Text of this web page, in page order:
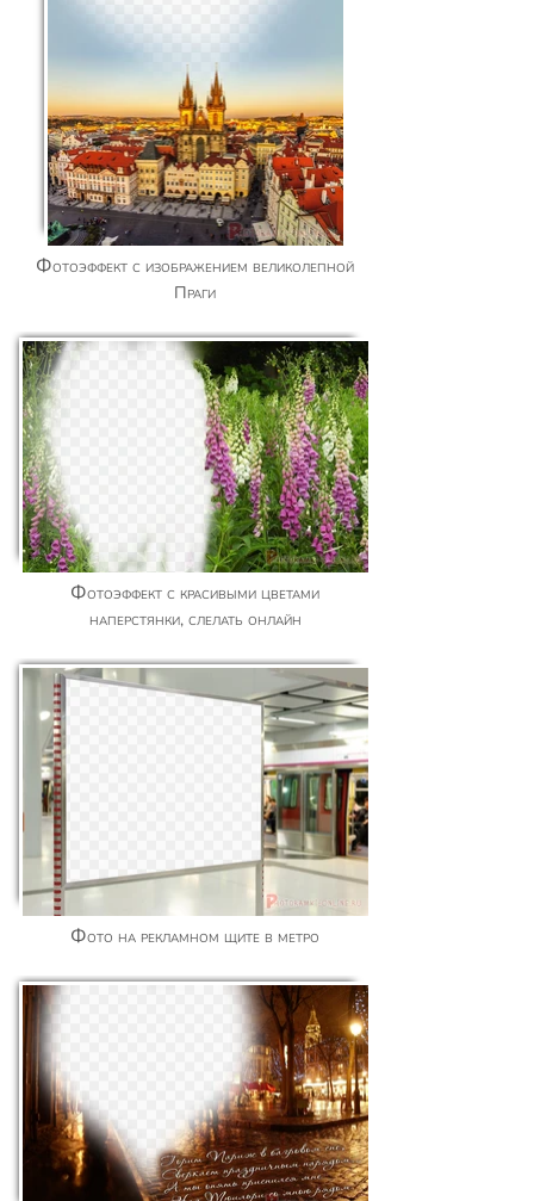
Фотоэффект с изображением великолепной
Праги
Фотоэффект с красивыми цветами
наперстянки, слелать онлайн
Фото на рекламном щите в метро